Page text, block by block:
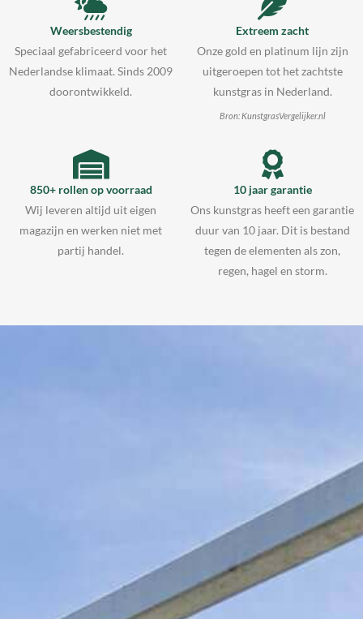
Weersbestendig
Speciaal gefabriceerd voor het
Nederlandse klimaat. Sinds 2009
doorontwikkeld.
Extreem zacht
Onze gold en platinum lijn zijn
uitgeroepen tot het zachtste
kunstgras in Nederland.
Bron: KunstgrasVergelijker.nl
850+ rollen op voorraad
Wij leveren altijd uit eigen
magazijn en werken niet met
partij handel.
10 jaar garantie
Ons kunstgras heeft een garantie
duur van 10 jaar. Dit is bestand
tegen de elementen als zon,
regen, hagel en storm.